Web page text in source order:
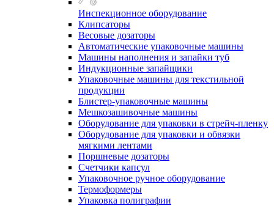
Инспекционное оборудование
Клипсаторы
Весовые дозаторы
Автоматические упаковочные машины
Машины наполнения и запайки туб
Индукционные запайщики
Упаковочные машины для текстильной
продукции
Блистер-упаковочные машины
Мешкозашивочные машины
Оборудование для упаковки в стрейч-пленку
Оборудование для упаковки и обвязки
мягкими лентами
Поршневые дозаторы
Счетчики капсул
Упаковочное ручное оборудование
Термоформеры
Упаковка полиграфии